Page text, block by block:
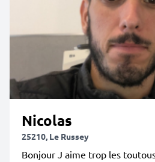
Nicolas
25210, Le Russey
Bonjour J aime trop les